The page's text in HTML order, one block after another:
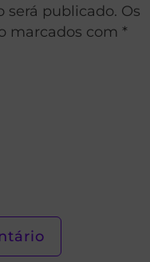
será publicado. Os
marcados com *